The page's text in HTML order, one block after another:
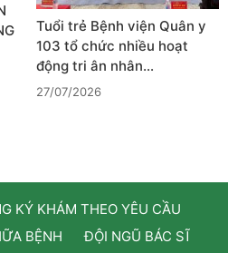
Tuổi trẻ Bệnh viện Quân y
103 tổ chức nhiều hoạt
động tri ân nhân…
27/07/2026
KÝ KHÁM THEO YÊU CẦU
BỆNH
ĐỘI NGŨ BÁC SĨ